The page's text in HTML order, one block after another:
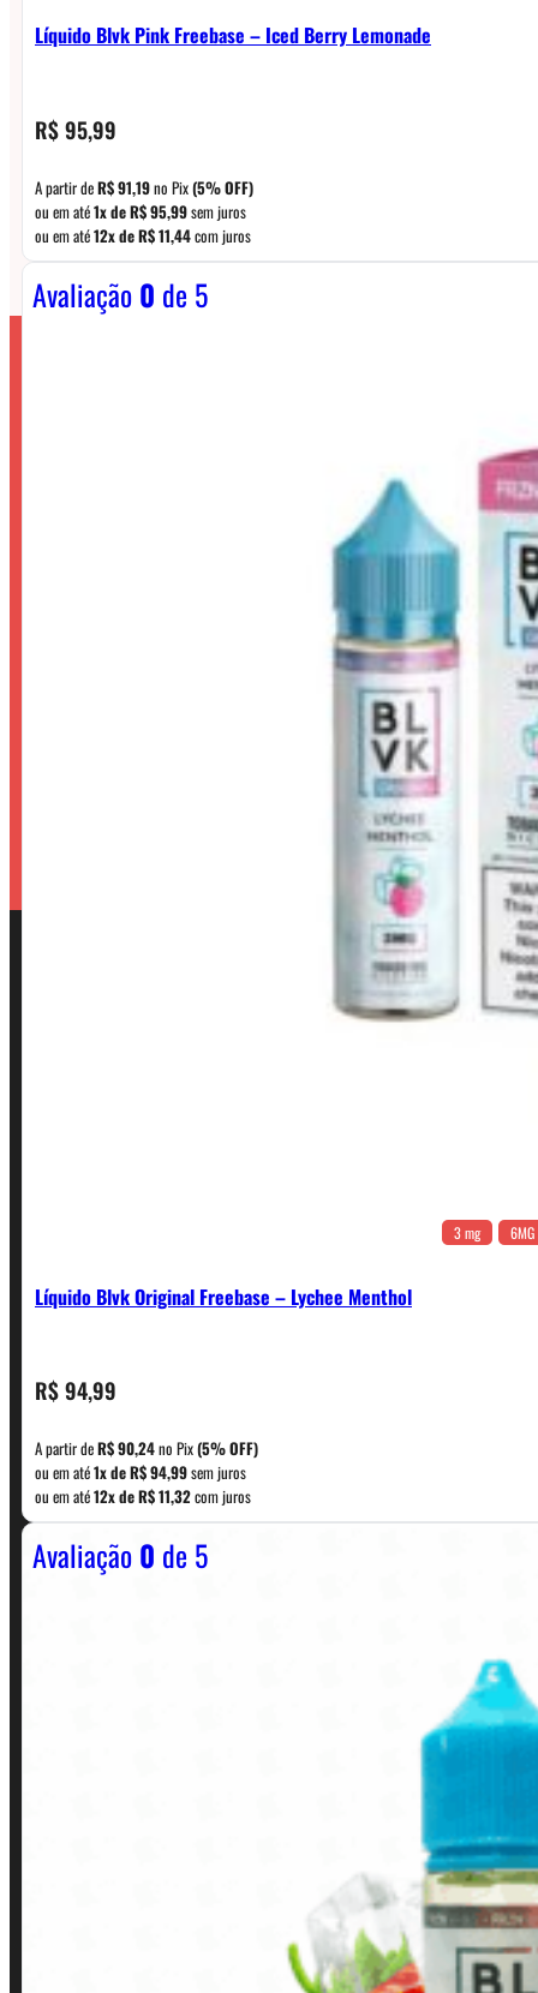
Líquido Blvk Pink Freebase – Iced Berry Lemonade
R$95,99
A partir deR$91,19no Pix(5% OFF)
ou em até1x deR$95,99sem juros
ou em até12x deR$11,44com juros
Avaliação0 de 5
3 mg 6MG
Líquido Blvk Original Freebase – Lychee Menthol
R$94,99
A partir deR$90,24no Pix(5% OFF)
ou em até1x deR$94,99sem juros
ou em até12x deR$11,32com juros
Avaliação0 de 5
CONTATO
WhatsApp: (11) 5229-0120
Horário: Política de Horario e Fretes